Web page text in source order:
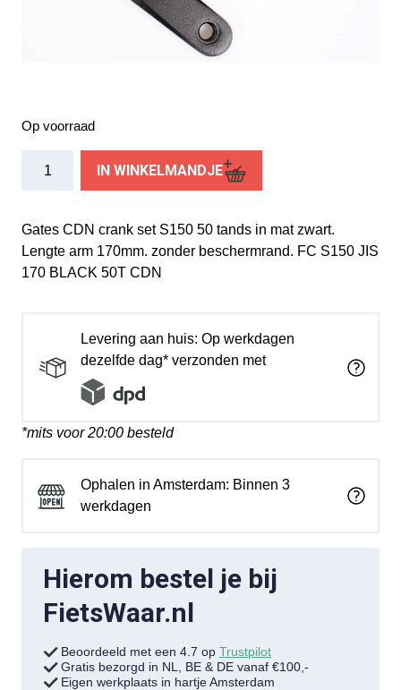
Op voorraad
set
S150
50
IN WINKELMANDJE
Gates CDN crank set S150 50 tands in mat zwart.
Lengte arm 170mm. zonder beschermrand. FC S150 JIS
170 BLACK 50T CDN
Levering aan huis: Op werkdagen
dezelfde dag* verzonden met
*mits voor 20:00 besteld
Ophalen in Amsterdam: Binnen 3
werkdagen
Hierom bestel je bij
FietsWaar.nl
Beoordeeld met een 4.7 op Trustpilot
Gratis bezorgd in NL, BE & DE vanaf €100,-
Eigen werkplaats in hartje Amsterdam